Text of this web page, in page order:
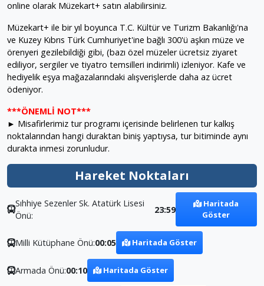
online olarak Müzekart+ satın alabilirsiniz.
Müzekart+ ile bir yıl boyunca T.C. Kültür ve Turizm Bakanlığı'na
ve Kuzey Kıbrıs Türk Cumhuriyet'ine bağlı 300'ü aşkın müze ve
örenyeri gezilebildiği gibi, (bazı özel müzeler ücretsiz ziyaret
ediliyor, sergiler ve tiyatro temsilleri indirimli) izleniyor. Kafe ve
hediyelik eşya mağazalarındaki alışverişlerde daha az ücret
ödeniyor.
***ÖNEMLİ NOT***
► Misafirlerimiz tur programı içerisinde belirlenen tur kalkış
noktalarından hangi duraktan biniş yaptıysa, tur bitiminde aynı
durakta inmesi zorunludur.
Hareket Noktaları
Sıhhiye Sezenler Sk. Atatürk Lisesi
Önü:
23:59
Haritada
Göster
Milli Kütüphane Önü:00:05 Haritada Göster
Armada Önü:00:10 Haritada Göster